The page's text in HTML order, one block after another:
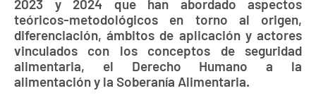
2023 y 2024 que han abordado aspectos
teóricos-metodológicos en torno al origen,
diferenciación, ámbitos de aplicación y actores
vinculados con los conceptos de seguridad
alimentaria, el Derecho Humano a la
alimentación y la Soberanía Alimentaria.